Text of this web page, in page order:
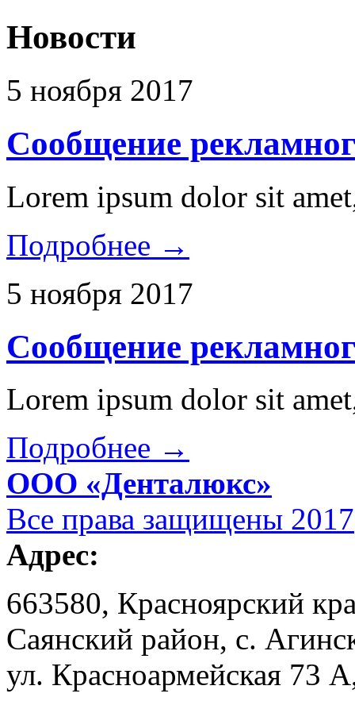
Новости
5 ноября 2017
Сообщение
Lorem ipsum dolor sit
Подробнее →
5 ноября 2017
Сообщение
Lorem ipsum dolor sit
Подробнее →
ООО «Денталюкс»
Все права защищены 2017
Адрес:
663580, Красноярский
Саянский район, с.
ул. Красноармейская 73